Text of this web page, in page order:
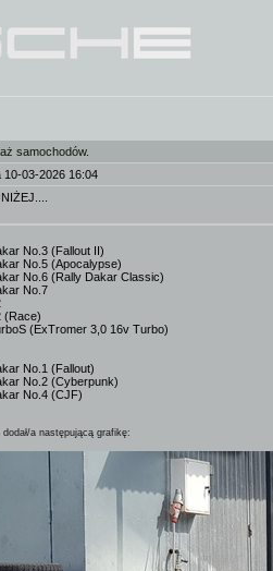
samochodów.
10-03-2026 16:04
No.3 (Fallout II)
No.5 (Apocalypse)
No.6 (Rally Dakar Classic)
No.7
(Race)
(ExTromer 3,0 16v Turbo)
No.1 (Fallout)
No.2 (Cyberpunk)
No.4 (CJF)
a następującą grafikę: